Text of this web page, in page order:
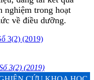
nghiệm trong hoạt
về điều dưỡng.
3(2) (2019)
3(2) (2019)